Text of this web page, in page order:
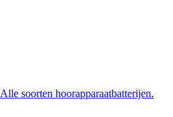
Alle soorten hoorapparaatbatterijen.